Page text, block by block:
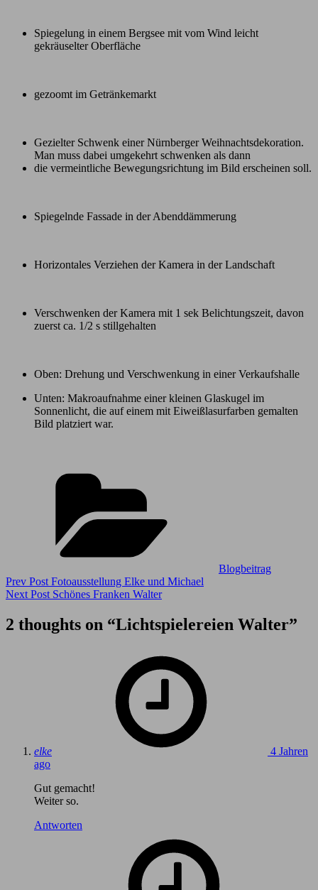
Spiegelung in einem Bergsee mit vom Wind leicht
gekräuselter Oberfläche
gezoomt im Getränkemarkt
Gezielter Schwenk einer Nürnberger Weihnachtsdekoration.
Man muss dabei umgekehrt schwenken als dann
die vermeintliche Bewegungsrichtung im Bild erscheinen soll.
Spiegelnde Fassade in der Abenddämmerung
Horizontales Verziehen der Kamera in der Landschaft
Verschwenken der Kamera mit 1 sek Belichtungszeit, davon
zuerst ca. 1/2 s stillgehalten
Oben: Drehung und Verschwenkung in einer Verkaufshalle
Unten: Makroaufnahme einer kleinen Glaskugel im
Sonnenlicht, die auf einem mit Eiweißlasurfarben gemalten
Bild platziert war.
Blogbeitrag
Beitragsnavigation
Previous
Post
Prev Post Fotoausstellung Elke und Michael
Next
Next Post Schönes Franken Walter
2 thoughts on “Lichtspielereien Walter”
elke
4 Jahren
ago
Gut gemacht!
Weiter so.
Antworten